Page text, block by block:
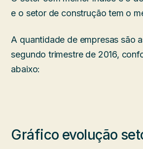
e o setor de construção tem o
A quantidade de empresas são
segundo trimestre de 2016,
abaixo:
Gráfico evolução